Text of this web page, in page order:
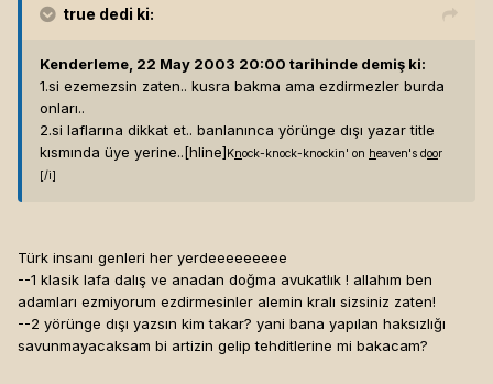
true dedi ki:
Kenderleme, 22 May 2003 20:00 tarihinde demiş ki:
1.si ezemezsin zaten.. kusra bakma ama ezdirmezler burda
onları..
2.si laflarına dikkat et.. banlanınca yörünge dışı yazar title
kısmında üye yerine..[hline] Knock-knock-knockin' on heaven's door
[/i]
Türk insanı genleri her yerdeeeeeeeee
--1 klasik lafa dalış ve anadan doğma avukatlık ! allahım ben
adamları ezmiyorum ezdirmesinler alemin kralı sizsiniz zaten!
--2 yörünge dışı yazsın kim takar? yani bana yapılan haksızlığı
savunmayacaksam bi artizin gelip tehditlerine mi bakacam?